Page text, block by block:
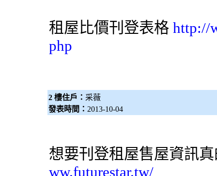
租屋比價刊登表格 http://
php
2 樓住戶： 采薇
發表時間： 2013-10-04
想要刊登租屋售屋資訊
ww.futurestar.tw/